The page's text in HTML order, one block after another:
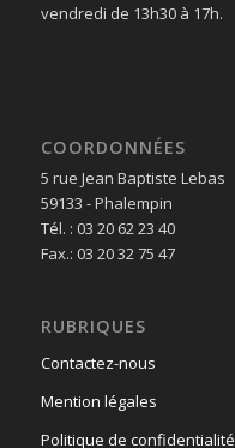
vendredi de 13h30 à 17h.
COORDONNÉES
5 rue Jean Baptiste Lebas
59133 - Phalempin
Tél. : 03 20 62 23 40
Fax.: 03 20 32 75 47
RUBRIQUES
Contactez-nous
Mention légales
Politique de confidentialité